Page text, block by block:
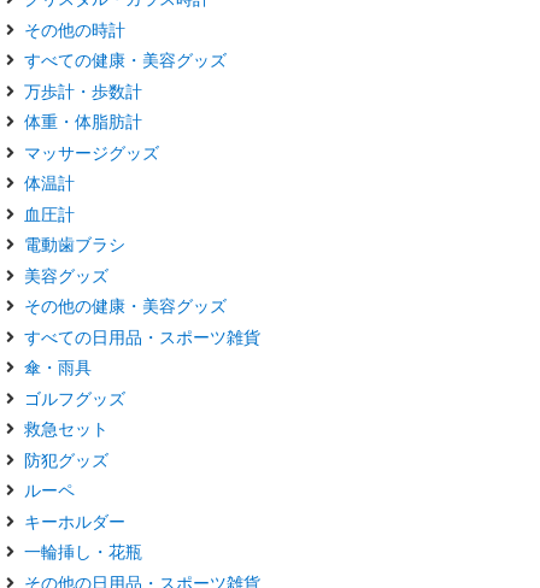
その他の時計
すべての健康・美容グッズ
万歩計・歩数計
体重・体脂肪計
マッサージグッズ
体温計
血圧計
電動歯ブラシ
美容グッズ
その他の健康・美容グッズ
すべての日用品・スポーツ雑貨
傘・雨具
ゴルフグッズ
救急セット
防犯グッズ
ルーペ
キーホルダー
一輪挿し・花瓶
その他の日用品・スポーツ雑貨